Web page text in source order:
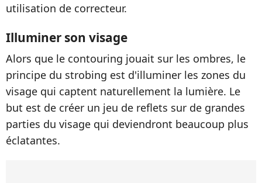
utilisation de correcteur.
Illuminer son visage
Alors que le contouring jouait sur les ombres, le
principe du strobing est d'illuminer les zones du
visage qui captent naturellement la lumière. Le
but est de créer un jeu de reflets sur de grandes
parties du visage qui deviendront beaucoup plus
éclatantes.